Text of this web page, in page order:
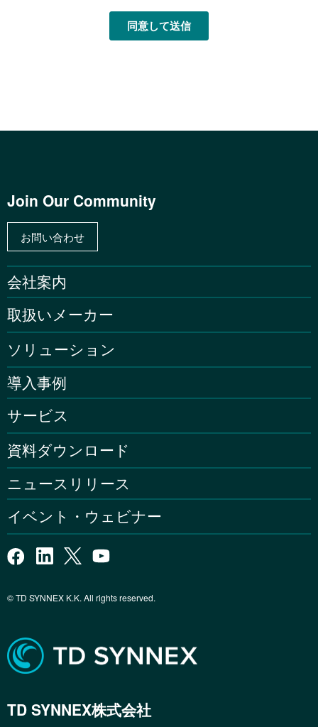
Join Our Community
お問い合わせ
会社案内
取扱いメーカー
ソリューション
導入事例
サービス
資料ダウンロード
ニュースリリース
イベント・ウェビナー
© TD SYNNEX K.K. All rights reserved.
TD SYNNEX株式会社